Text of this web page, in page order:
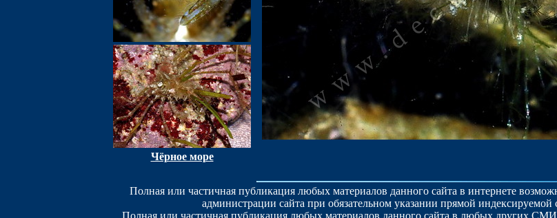
Чёрное море
Полная или частичная публикация любых материалов данного сайта в интернете
администрации сайта при обязательном указании прямой
Полная или частичная публикация любых материалов данного сайта в любых других